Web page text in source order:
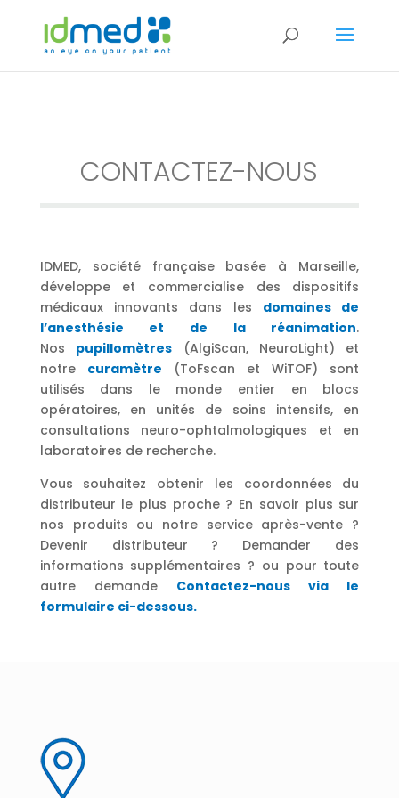
CONTACTEZ-NOUS
IDMED, société française basée à Marseille,
développe et commercialise des dispositifs
médicaux innovants dans les
domaines de
l’anesthésie et de la réanimation.
Nos
pupillomètres
(AlgiScan, NeuroLight) et
notre
curamètre
(ToFscan et WiTOF) sont
utilisés dans le monde entier en blocs
opératoires, en unités de soins intensifs, en
consultations neuro-ophtalmologiques et en
laboratoires de recherche.
Vous souhaitez obtenir les coordonnées du
distributeur le plus proche ? En savoir plus sur
nos produits ou notre service après-vente ?
Devenir distributeur ? Demander des
informations supplémentaires ? ou pour toute
autre demande Contactez-nous via le
formulaire ci-dessous.